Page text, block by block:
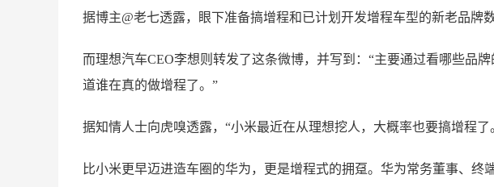
据博主@老七透露，眼下准备搞增程和已计划开发增程车型的新老品牌
而理想汽车CEO李想则转发了这条微博，并写到：“主要通过看哪些品
道谁在真的做增程了。”
据知情人士向虎嗅透露，“小米最近在从理想挖人，大概率也要搞增程了
比小米更早迈进造车圈的华为，更是增程式的拥趸。华为常务董事、终